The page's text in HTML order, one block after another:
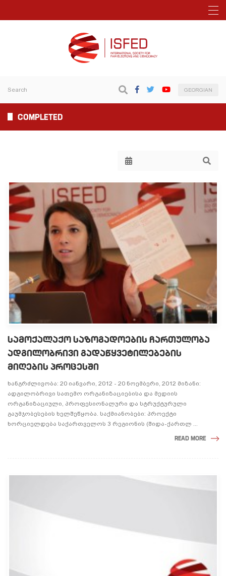
GEORGIAN
COMPLETED
ᲡᲐᲛᲝᲥᲐᲚᲐᲥᲝ ᲡᲐᲖᲝᲒᲐᲓᲝᲔᲑᲘᲡ ᲩᲐᲠᲗᲣᲚᲝᲑᲐ
ᲐᲓᲒᲘᲚᲝᲑᲠᲘᲕᲘ ᲒᲐᲓᲐᲬᲧᲕᲔᲢᲘᲚᲔᲑᲔᲑᲘᲡ
ᲛᲘᲦᲔᲑᲘᲡ ᲞᲠᲝᲪᲔᲡᲨᲘ
ხანგრძლივობა: 20 იანვარი, 2012 - 20 ნოემბერი, 2012 მიზანი:
ადგილობრივი სათემო ორგანიზაციებისა და მედიის
ორგანიზაციული, პროფესიონალური და სტრუქტურული
გაუმჯობესების ხელშეწყობა. საქმიანობები: პროექტი
ხორციელდება საქართველოს 3 რეგიონის (შიდა-ქართლ ...
READ MORE